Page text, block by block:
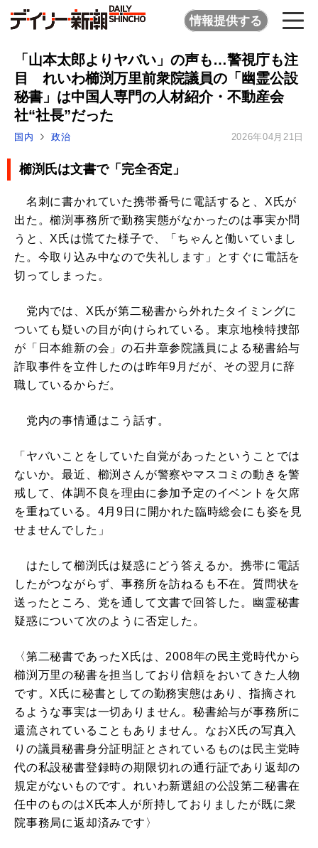
情報提供する
「山本太郎よりヤバい」の声も…警視庁も注
目 れいわ櫛渕万里前衆院議員の「幽霊公設
秘書」は中国人専門の人材紹介・不動産会
社“社長”だった
国内 政治 2026年04月21日
櫛渕氏は文書で「完全否定」
名刺に書かれていた携帯番号に電話すると、X氏が
出た。櫛渕事務所で勤務実態がなかったのは事実か問
うと、X氏は慌てた様子で、「ちゃんと働いていまし
た。今取り込み中なので失礼します」とすぐに電話を
切ってしまった。
党内では、X氏が第二秘書から外れたタイミングに
ついても疑いの目が向けられている。東京地検特捜部
が「日本維新の会」の石井章参院議員による秘書給与
詐取事件を立件したのは昨年9月だが、その翌月に辞
職しているからだ。
党内の事情通はこう話す。
「ヤバいことをしていた自覚があったということでは
ないか。最近、櫛渕さんが警察やマスコミの動きを警
戒して、体調不良を理由に参加予定のイベントを欠席
を重ねている。4月9日に開かれた臨時総会にも姿を見
せませんでした」
はたして櫛渕氏は疑惑にどう答えるか。携帯に電話
したがつながらず、事務所を訪ねるも不在。質問状を
送ったところ、党を通して文書で回答した。幽霊秘書
疑惑について次のように否定した。
〈第二秘書であったX氏は、2008年の民主党時代から
櫛渕万里の秘書を担当しており信頼をおいてきた人物
です。X氏に秘書としての勤務実態はあり、指摘され
るような事実は一切ありません。秘書給与が事務所に
還流されていることもありません。なおX氏の写真入
りの議員秘書身分証明証とされているものは民主党時
代の私設秘書登録時の期限切れの通行証であり返却の
規定がないものです。れいわ新選組の公設第二秘書在
任中のものはX氏本人が所持しておりましたが既に衆
院事務局に返却済みです〉